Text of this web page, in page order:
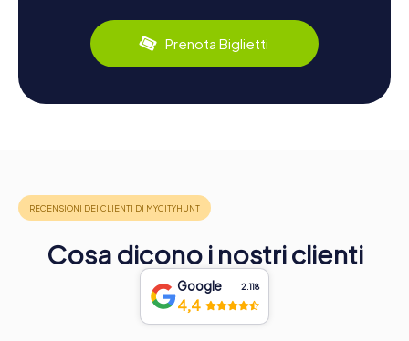
Prenota Biglietti
Cosa dicono i nostri clienti
Google 2.118
4,4